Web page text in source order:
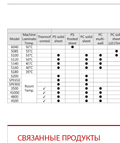
СВЯЗАННЫЕ ПРОДУКТЫ